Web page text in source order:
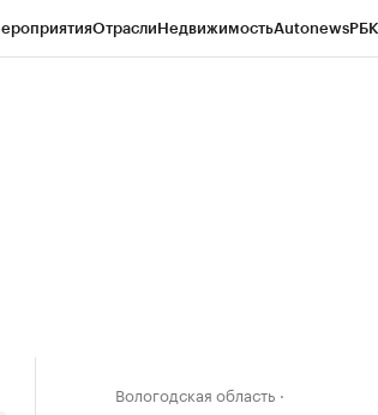
ОтраслиНедвижимостьAutonews
Вологодская область